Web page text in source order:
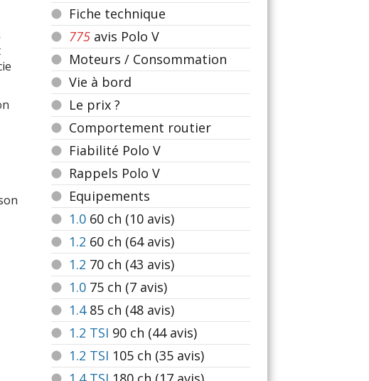
Fiche technique
775 avis Polo V
Moteurs / Consommation
Vie à bord
Le prix ?
Comportement routier
Fiabilité Polo V
Rappels Polo V
Equipements
1.0 60 ch (10 avis)
1.2 60 ch (64 avis)
1.2 70 ch (43 avis)
1.0 75 ch (7 avis)
1.485 ch (48 avis)
1.2 TSI 90 ch (44 avis)
1.2 TSI 105 ch (35 avis)